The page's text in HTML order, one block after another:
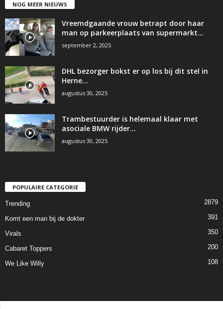
NOG MEER NIEUWS
Vreemdgaande vrouw betrapt door haar
man op parkeerplaats van supermarkt…
september 2, 2025
DHL bezorger bokst er op los bij dit stel in
Herne…
augustus 30, 2025
Trambestuurder is helemaal klaar met
asociale BMW rijder…
augustus 30, 2025
POPULAIRE CATEGORIE
Trending 2879
Komt een man bij de dokter 391
Virals 350
Cabaret Toppers 200
We Like Willy 108